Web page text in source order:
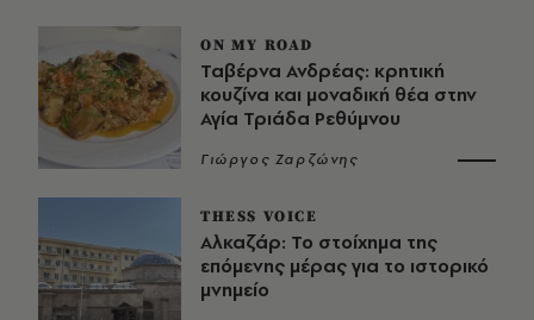
ON MY ROAD
Ταβέρνα Ανδρέας: κρητική
κουζίνα και μοναδική θέα στην
Αγία Τριάδα Ρεθύμνου
Γιώργος Ζαρζώνης
THESS VOICE
Αλκαζάρ: Το στοίχημα της
επόμενης μέρας για το ιστορικό
μνημείο